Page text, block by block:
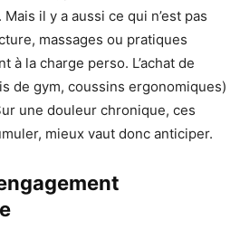
il y a aussi ce qui n’est pas
massages ou pratiques
à la charge perso. L’achat de
de gym, coussins ergonomiques)
une douleur chronique, ces
mieux vaut donc anticiper.